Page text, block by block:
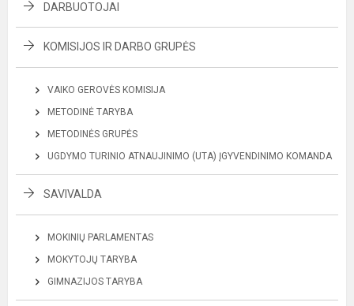
DARBUOTOJAI
KOMISIJOS IR DARBO GRUPĖS
VAIKO GEROVĖS KOMISIJA
METODINĖ TARYBA
METODINĖS GRUPĖS
UGDYMO TURINIO ATNAUJINIMO (UTA) ĮGYVENDINIMO KOMANDA
SAVIVALDA
MOKINIŲ PARLAMENTAS
MOKYTOJŲ TARYBA
GIMNAZIJOS TARYBA